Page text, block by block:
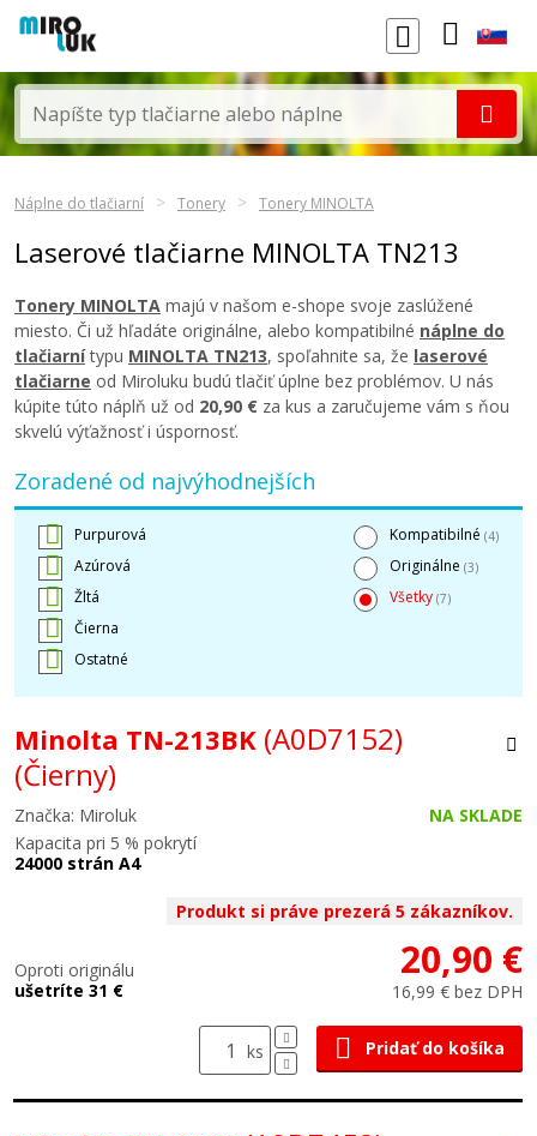
Náplne do tlačiarní Tonery Tonery MINOLTA
Laserové tlačiarne MINOLTA TN213
Tonery MINOLTA majú v našom e-shope svoje zaslúžené
miesto. Či už hľadáte originálne, alebo kompatibilné náplne do
tlačiarnítypu MINOLTA TN213, spoľahnite sa, že laserové
tlačiarne od Miroluku budú tlačiť úplne bez problémov. U nás
kúpite túto náplň už od 20,90 € za kus a zaručujeme vám s ňou
skvelú výťažnosť i úspornosť.
Zoradené od najvýhodnejších
Purpurová
Azúrová
Žltá
Čierna
Ostatné
Kompatibilné (4)
Originálne (3)
Všetky (7)
Minolta TN-213BK (A0D7152)
(Čierny)
Značka: Miroluk
NA SKLADE
Kapacita pri 5 % pokrytí
24000 strán A4
Produkt si práve prezerá 5 zákazníkov.
Oproti originálu
ušetríte 31 €
20,90 €
16,99 € bez DPH
ks Pridať do košíka